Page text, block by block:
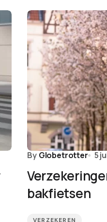
By Globetrotter 5
bakfietsen
VERZEKEREN